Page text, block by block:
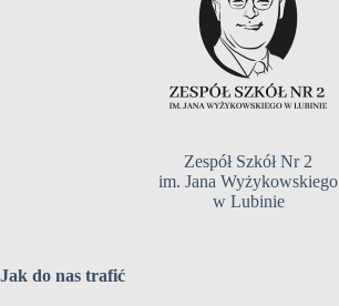
Zespół Szkół Nr 2
im. Jana Wyżykowskiego
w Lubinie
Jak do nas trafić